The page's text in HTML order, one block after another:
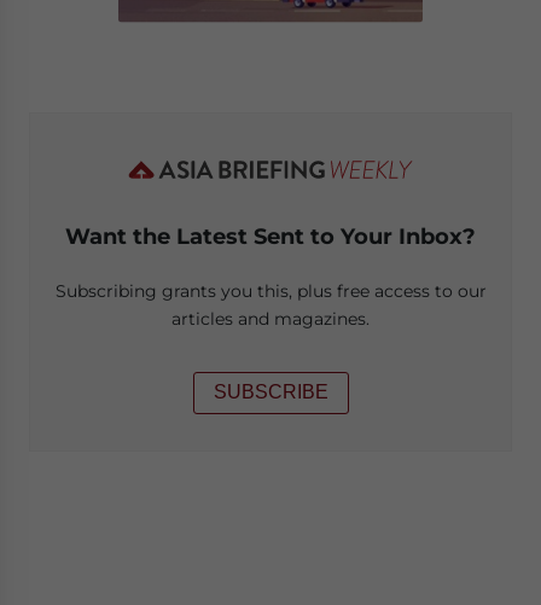
Want the Latest Sent to Your Inbox?
Subscribing grants you this, plus free access to our
articles and magazines.
SUBSCRIBE